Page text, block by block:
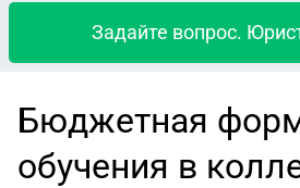
Задайте вопрос.
Бюджетная
обучения в